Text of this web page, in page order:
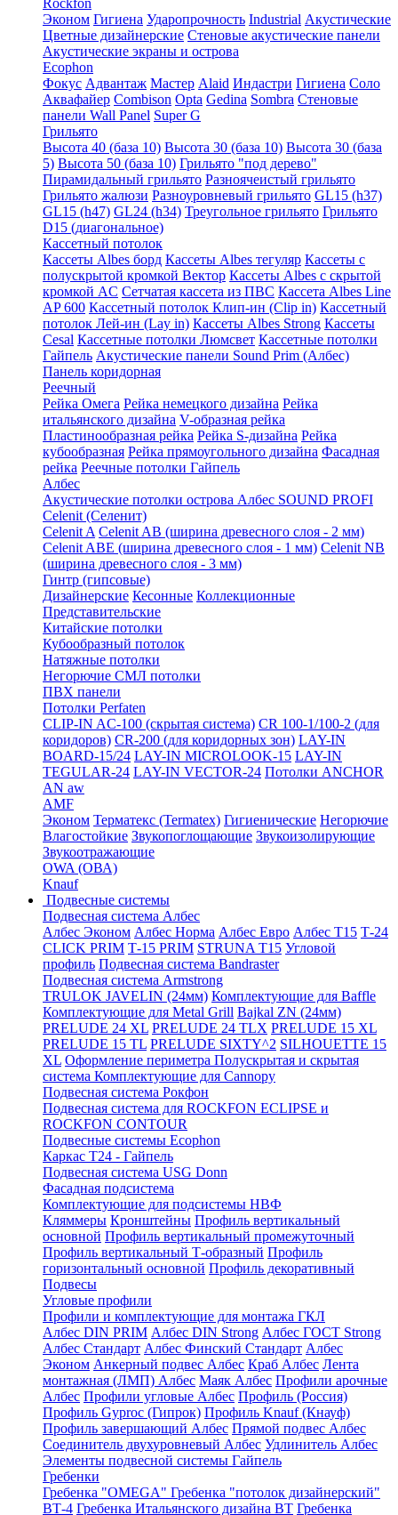
Rockfon
Эконом Гигиена Ударопрочность Industrial Акустические
Цветные дизайнерские Стеновые акустические панели
Акустические экраны и острова
Ecophon
Фокус Адвантаж Мастер Alaid Индастри Гигиена Соло
Аквафайер Combison Opta Gedina Sombra Стеновые
панели Wall Panel Super G
Грильято
Высота 40 (база 10) Высота 30 (база 10) Высота 30 (база
5) Высота 50 (база 10) Грильято "под дерево"
Пирамидальный грильято Разноячеистый грильято
Грильято жалюзи Разноуровневый грильято GL15 (h37)
GL15 (h47) GL24 (h34) Треугольное грильято Грильято
D15 (диагональное)
Кассетный потолок
Кассеты Albes борд Кассеты Albes тегуляр Кассеты с
полускрытой кромкой Вектор Кассеты Albes с скрытой
кромкой AC Сетчатая кассета из ПВС Кассета Albes Line
AP 600 Кассетный потолок Клип-ин (Clip in) Кассетный
потолок Лей-ин (Lay in) Кассеты Albes Strong Кассеты
Cesal Кассетные потолки Люмсвет Кассетные потолки
Гайпель Акустические панели Sound Prim (Албес)
Панель коридорная
Реечный
Рейка Омега Рейка немецкого дизайна Рейка
итальянского дизайна V-образная рейка
Пластинообразная рейка Рейка S-дизайна Рейка
кубообразная Рейка прямоугольного дизайна Фасадная
рейка Реечные потолки Гайпель
Албес
Акустические потолки острова Албес SOUND PROFI
Celenit (Селенит)
Celenit A Celenit AB (ширина древесного слоя - 2 мм)
Celenit ABE (ширина древесного слоя - 1 мм) Celenit NB
(ширина древесного слоя - 3 мм)
Гинтр (гипсовые)
Дизайнерские Кесонные Коллекционные
Представительские
Китайские потолки
Кубообразный потолок
Натяжные потолки
Негорючие СМЛ потолки
ПВХ панели
Потолки Perfaten
CLIP-IN AC-100 (скрытая система) CR 100-1/100-2 (для
коридоров) CR-200 (для коридорных зон) LAY-IN
BOARD-15/24 LAY-IN MICROLOOK-15 LAY-IN
TEGULAR-24 LAY-IN VECTOR-24 Потолки ANCHOR
AN aw
AMF
Эконом Терматекс (Termatex) Гигиенические Негорючие
Влагостойкие Звукопоглощающие Звукоизолирующие
Звукоотражающие
OWA (ОВА)
Knauf
Подвесные системы
Подвесная система Албес
Албес Эконом Албес Норма Албес Евро Албес T15 Т-24
CLICK PRIM Т-15 PRIM STRUNA Т15 Угловой
профиль Подвесная система Bandraster
Подвесная система Armstrong
TRULOK JAVELIN (24мм) Комплектующие для Baffle
Комплектующие для Metal Grill Bajkal ZN (24мм)
PRELUDE 24 XL PRELUDE 24 TLX PRELUDE 15 XL
PRELUDE 15 TL PRELUDE SIXTY^2 SILHOUETTE 15
XL Оформление периметра Полускрытая и скрытая
система Комплектующие для Cannopy
Подвесная система Рокфон
Подвесная система для ROCKFON ECLIPSE и
ROCKFON CONTOUR
Подвесные системы Ecophon
Каркас Т24 - Гайпель
Подвесная система USG Donn
Фасадная подсистема
Комплектующие для подсистемы НВФ
Кляммеры Кронштейны Профиль вертикальный
основной Профиль вертикальный промежуточный
Профиль вертикальный Т-образный Профиль
горизонтальный основной Профиль декоративный
Подвесы
Угловые профили
Профили и комплектующие для монтажа ГКЛ
Албес DIN PRIM Албес DIN Strong Албес ГОСТ Strong
Албес Стандарт Албес Финский Стандарт Албес
Эконом Анкерный подвес Албес Краб Албес Лента
монтажная (ЛМП) Албес Маяк Албес Профили арочные
Албес Профили угловые Албес Профиль (Россия)
Профиль Gyproc (Гипрок) Профиль Knauf (Кнауф)
Профиль завершающий Албес Прямой подвес Албес
Соединитель двухуровневый Албес Удлинитель Албес
Элементы подвесной системы Гайпель
Гребенки
Гребенка "OMEGA" Гребенка "потолок дизайнерский"
ВТ-4 Гребенка Итальянского дизайна BT Гребенка